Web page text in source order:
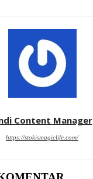
Content Manager
https://stokismagiclife.com/